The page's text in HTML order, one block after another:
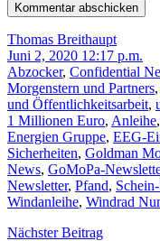
Thomas Breithaupt
Juni 2, 2020 12:17 p.m.
Abzocker, Confidential
Morgenstern und Partners,
und Öffentlichkeitsarbeit,
1 Millionen Euro, Anleihe,
Energien Gruppe, EEG-
Sicherheiten, Goldman
News, GoMoPa-
Newsletter, Pfand,
Windanleihe, Windrad
Nächster Beitrag